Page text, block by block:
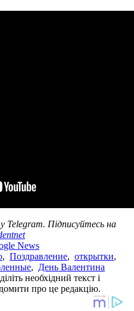
Telegram. Підписуйтесь на
News
, Поздравление, открытки,
, День Валентина
необхідний текст і
про це редакцію.